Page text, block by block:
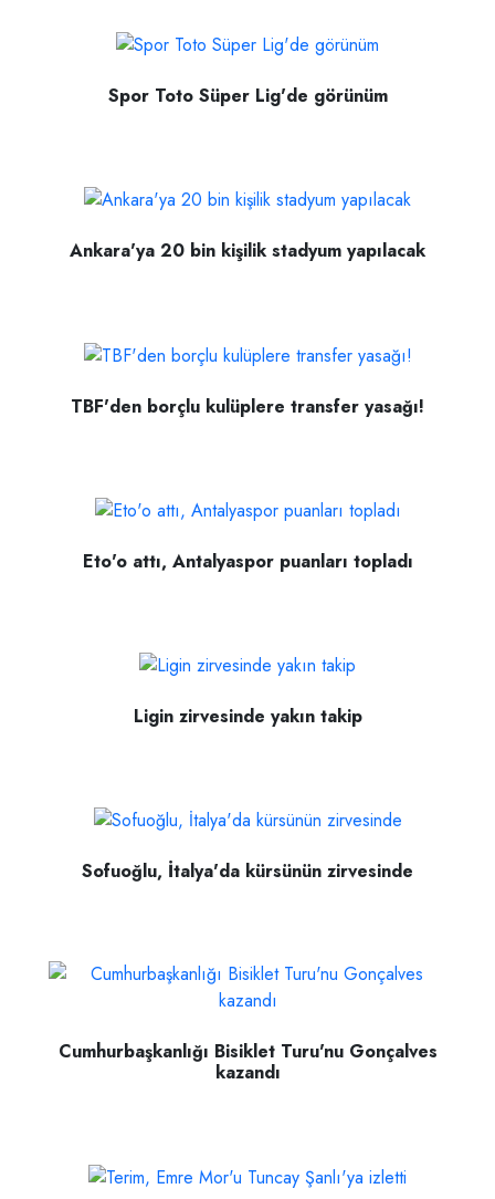
Spor Toto Süper Lig'de görünüm
Ankara'ya 20 bin kişilik stadyum yapılacak
TBF'den borçlu kulüplere transfer yasağı!
Eto'o attı, Antalyaspor puanları topladı
Ligin zirvesinde yakın takip
Sofuoğlu, İtalya'da kürsünün zirvesinde
Cumhurbaşkanlığı Bisiklet Turu'nu Gonçalves
kazandı